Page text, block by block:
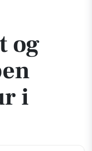
skur i Farum
og
i